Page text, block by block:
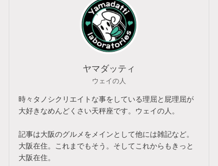
ヤマダッティ
ウェイの人
時々タノシクリエイトな事をしている理屈と屁理屈が
大好きなめんどくさい天秤座です。ウェイの人。
記事は大阪のグルメをメインとして他には雑記など。
大阪在住。これまでもそう。そしてこれからもきっと
大阪在住。